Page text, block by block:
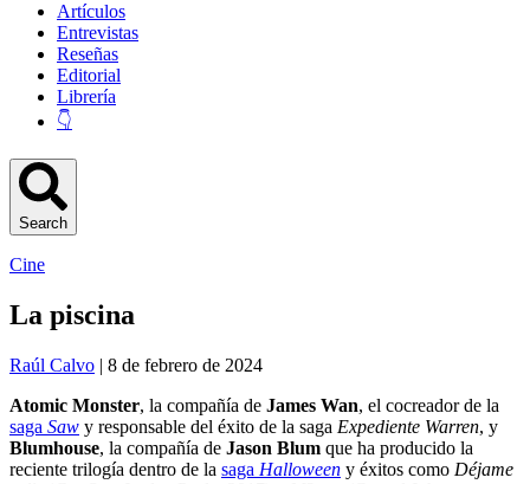
Artículos
Entrevistas
Reseñas
Editorial
Librería
👇
Search
Cine
La piscina
Raúl Calvo | 8 de febrero de 2024
Atomic Monster, la compañía de James Wan, el cocreador de la
saga Saw y responsable del éxito de la saga Expediente Warren, y
Blumhouse, la compañía de Jason Blum que ha producido la
reciente trilogía dentro de la saga Halloween y éxitos como Déjame